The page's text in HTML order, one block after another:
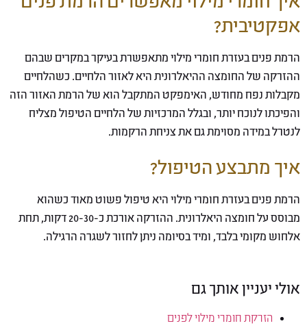
אפקטיבית?
הרמת פנים בעזרת חומרי מילוי מתאפשרת בעיקר במקרים שבהם
ההזרקה של החומצה ההיאלרונית היא לאזור הלחיים. כשהלחיים
מקבלות נפח מחודש, האימפקט המתקבל הוא של הרמת האזור הזה
והפיכתו לנוכח יותר, ובגלל המרכזיות של הלחיים הטיפול מצליח
לנטרל במידה מסוימת גם את צניחת הרקמות.
איך מתבצע הטיפול?
הרמת פנים בעזרת חומרי מילוי היא טיפול פשוט מאוד כשהוא
מבוסס על חומצה היאלרונית. ההזרקה אורכת כ-20-30 דקות, תחת
אלחוש מקומי בלבד, ומיד בסיומה ניתן לחזור לשגרה הרגילה.
אולי יעניין אותך גם
הזרקת חומרי מילוי לפנים